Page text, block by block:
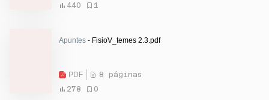
440
1
Apuntes - FisioV_temes 2.3.pdf
PDF
8 páginas
278
0